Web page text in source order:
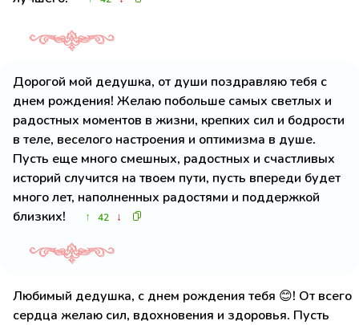
Дорогой мой дедушка, от души поздравляю тебя с
днем рождения! Желаю побольше самых светлых и
радостных моментов в жизни, крепких сил и бодрости
в теле, веселого настроения и оптимизма в душе.
Пусть еще много смешных, радостных и счастливых
историй случится на твоем пути, пусть впереди будет
много лет, наполненных радостями и поддержкой
близких!
↑ 42 ↓
Любимый дедушка, с днем рождения тебя 😊! От всего
сердца желаю сил, вдохновения и здоровья. Пусть